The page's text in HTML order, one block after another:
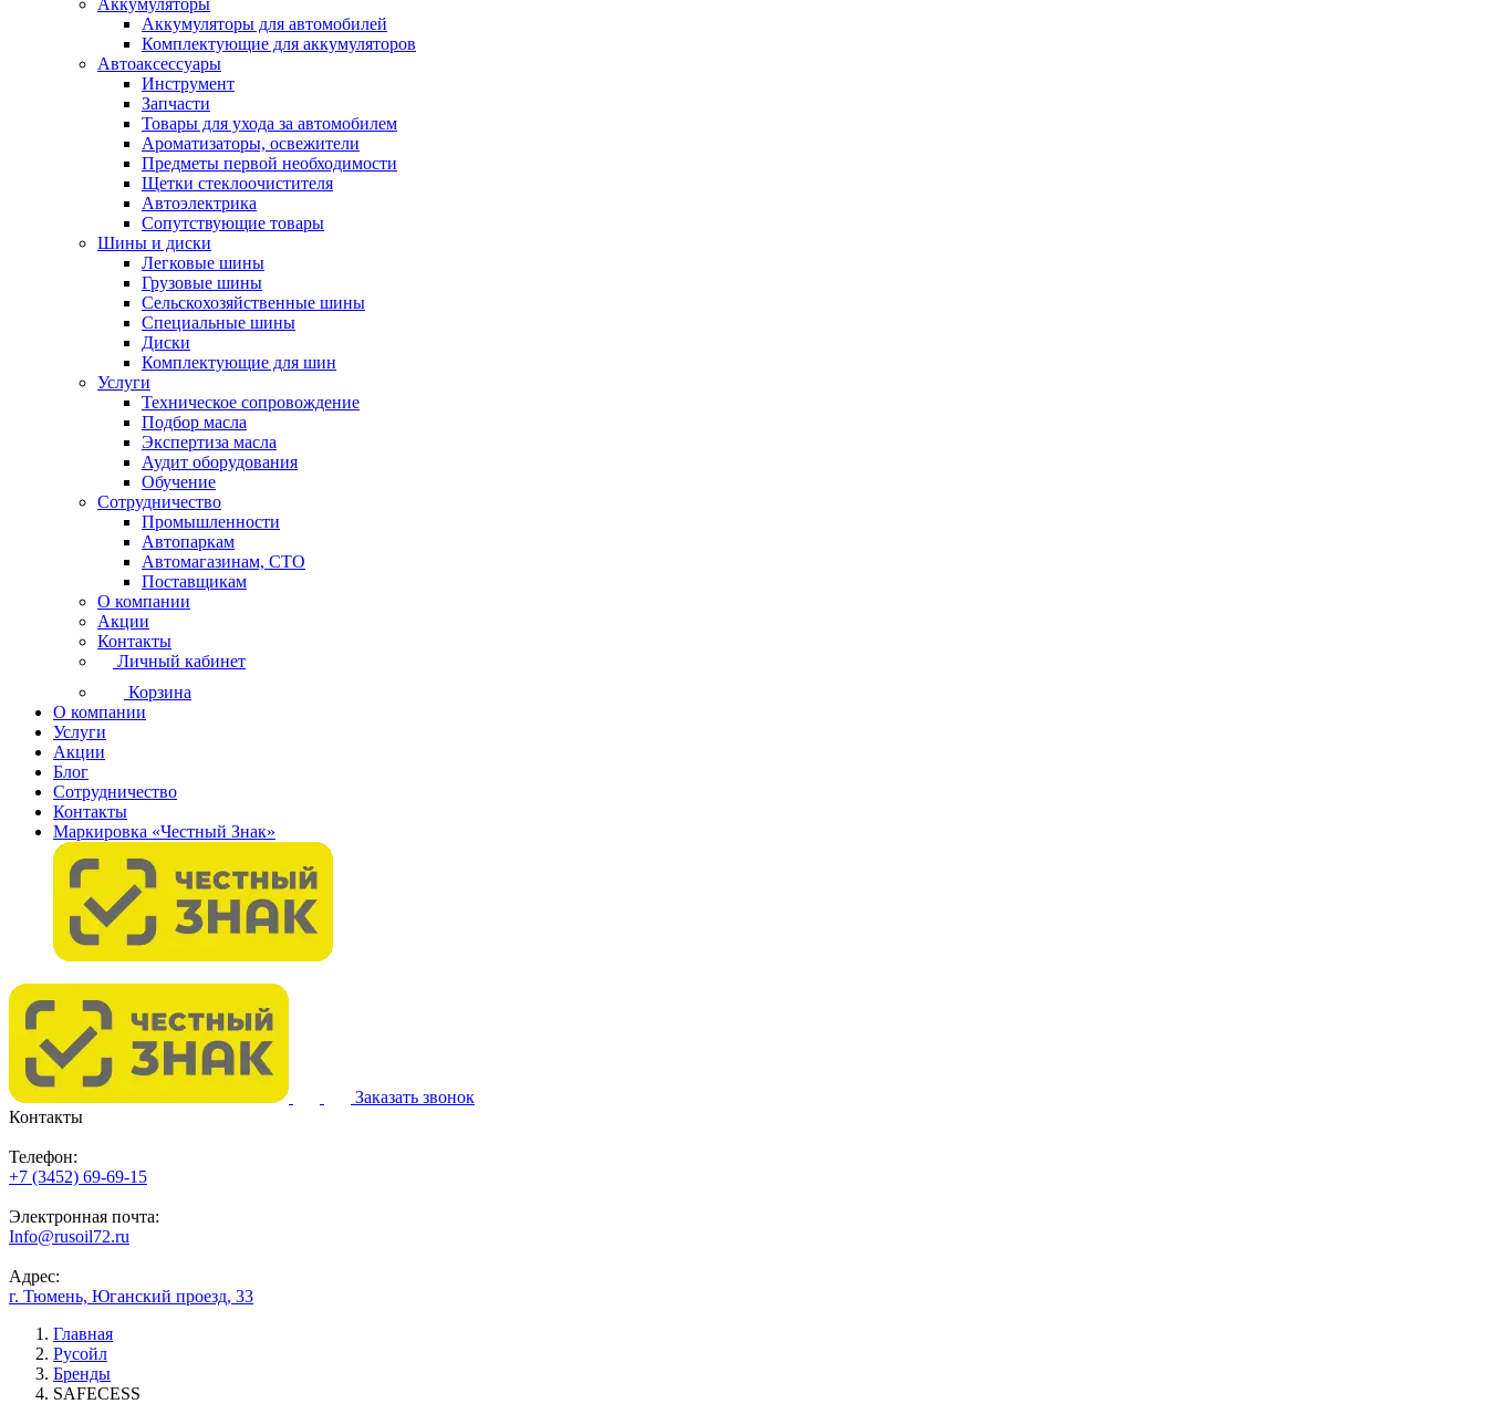
Аккумуляторы
Аккумуляторы для автомобилей
Комплектующие для аккумуляторов
Автоаксессуары
Инструмент
Запчасти
Товары для ухода за автомобилем
Ароматизаторы, освежители
Предметы первой необходимости
Щетки стеклоочистителя
Автоэлектрика
Сопутствующие товары
Шины и диски
Легковые шины
Грузовые шины
Сельскохозяйственные шины
Специальные шины
Диски
Комплектующие для шин
Услуги
Техническое сопровождение
Подбор масла
Экспертиза масла
Аудит оборудования
Обучение
Сотрудничество
Промышленности
Автопаркам
Автомагазинам, СТО
Поставщикам
О компании
Акции
Контакты
Личный кабинет
Корзина
О компании
Услуги
Акции
Блог
Сотрудничество
Контакты
Маркировка «Честный Знак»
Заказать звонок
Контакты
Телефон:
+7 (3452) 69-69-15
Электронная почта:
Info@rusoil72.ru
Адрес:
г. Тюмень, Юганский проезд, 33
Главная
Русойл
Бренды
SAFECESS